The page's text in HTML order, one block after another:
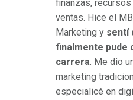
finanzas,
ventas. Hice el
Marketing y sentí
finalmente pude
carrera. Me dio
marketing
especialicé en